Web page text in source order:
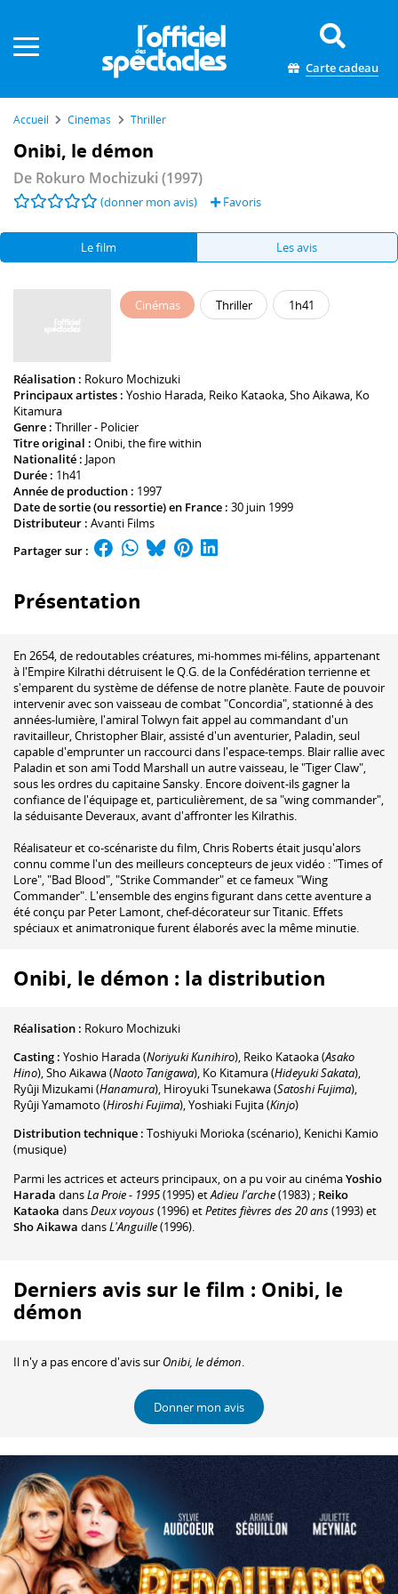
Carte cadeau
Accueil Cinémas Thriller
Onibi, le démon
De Rokuro Mochizuki (1997)
(donner mon avis) Favoris
Le film Les avis
Cinémas Thriller 1h41
Réalisation : Rokuro Mochizuki
Principaux artistes : Yoshio Harada, Reiko Kataoka,Sho Aikawa, Ko
Kitamura
Genre : Thriller - Policier
Titre original : Onibi, the fire within
Nationalité : Japon
Durée : 1h41
Année de production : 1997
Date de sortie (ou ressortie) en France : 30 juin 1999
Distributeur : Avanti Films
Partager sur :
Présentation
En 2654, de redoutables créatures, mi-hommes mi-félins, appartenant
à l'Empire Kilrathi détruisent le Q.G. de la Confédération terrienne et
s'emparent du système de défense de notre planète. Faute de pouvoir
intervenir avec son vaisseau de combat "Concordia", stationné à des
années-lumière, l'amiral Tolwyn fait appel au commandant d'un
ravitailleur, Christopher Blair, assisté d'un aventurier, Paladin, seul
capable d'emprunter un raccourci dans l'espace-temps. Blair rallie avec
Paladin et son ami Todd Marshall un autre vaisseau, le "Tiger Claw",
sous les ordres du capitaine Sansky. Encore doivent-ils gagner la
confiance de l'équipage et, particulièrement, de sa "wing commander",
la séduisante Deveraux, avant d'affronter les Kilrathis.
Réalisateur et co-scénariste du film, Chris Roberts était jusqu'alors
connu comme l'un des meilleurs concepteurs de jeux vidéo : "Times of
Lore", "Bad Blood", "Strike Commander" et ce fameux "Wing
Commander". L'ensemble des engins figurant dans cette aventure a
été conçu par Peter Lamont, chef-décorateur sur Titanic. Effets
spéciaux et animatronique furent élaborés avec la même minutie.
Onibi, le démon : la distribution
Réalisation : Rokuro Mochizuki
Casting : Yoshio Harada(Noriyuki Kunihiro), Reiko Kataoka(Asako
Hino),Sho Aikawa(Naoto Tanigawa), Ko Kitamura(Hideyuki Sakata),
Ryûji Mizukami(Hanamura), Hiroyuki Tsunekawa(Satoshi Fujima),
Ryûji Yamamoto (Hiroshi Fujima),Yoshiaki Fujita(Kinjo)
Distribution technique : Toshiyuki Morioka(scénario), Kenichi Kamio
(musique)
Parmi les actrices et acteurs principaux, on a pu voir au cinémaYoshio
Harada dansLa Proie - 1995(1995) etAdieu l'arche(1983) ; Reiko
Kataoka dansDeux voyous(1996) etPetites fièvres des 20 ans(1993) et
Sho Aikawa dansL'Anguille(1996).
Derniers avis sur le film : Onibi, le
démon
Il n'y a pas encore d'avis sur Onibi, le démon.
Donner mon avis